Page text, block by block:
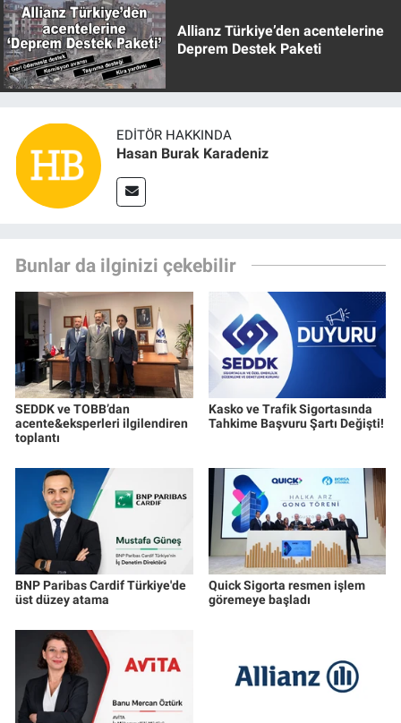
Allianz Türkiye’den acentelerine
Deprem Destek Paketi
EDITÖR HAKKINDA
Hasan Burak Karadeniz
Bunlar da ilginizi çekebilir
SEDDK ve TOBB’dan
acente&eksperleri ilgilendiren
toplantı
Kasko ve Trafik Sigortasında
Tahkime Başvuru Şartı Değişti!
BNP Paribas Cardif Türkiye'de
üst düzey atama
Quick Sigorta resmen işlem
göremeye başladı